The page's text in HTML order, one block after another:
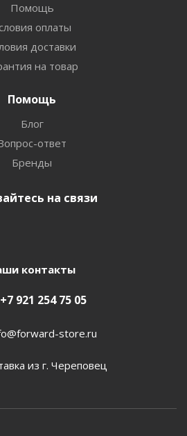
Помощь
оплаты
доставки
на товар
Помощь
Блог
ответ
Бренды
на связи
контакты
+7 921 254 75 05
store.ru
из г. Череповец